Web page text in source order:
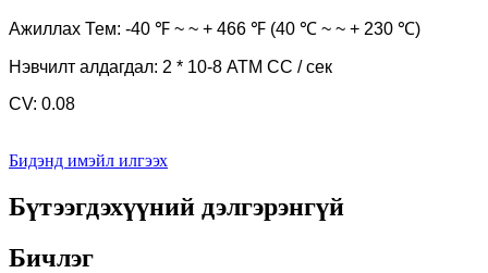
Ажиллах Тем: -40 ℉ ~ ~ + 466 ℉ (40 ℃ ~ ~ + 230 ℃)
Нэвчилт алдагдал: 2 * 10-8 ATM CC / сек
CV: 0.08
Бидэнд имэйл илгээх
Бүтээгдэхүүний дэлгэрэнгүй
Бичлэг